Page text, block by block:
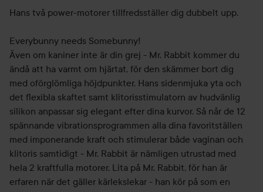
Hans två power-motorer tillfredsställer dig dubbelt upp.
Everybunny needs Somebunny!
Även om kaniner inte är din grej - Mr. Rabbit kommer du
ändå att ha varmt om hjärtat, för den skämmer bort dig
med oförglömliga höjdpunkter. Hans sidenmjuka yta och
det flexibla skaftet samt klitorisstimulatorn av hudvänlig
silikon anpassar sig elegant efter dina kurvor. Så når de 12
spännande vibrationsprogrammen alla dina favoritställen
med imponerande kraft och stimulerar både vaginan och
klitoris samtidigt - Mr. Rabbit är nämligen utrustad med
hela 2 kraftfulla motorer. Lita på Mr. Rabbit, för han är
erfaren när det gäller kärlekslekar - han kör på som en